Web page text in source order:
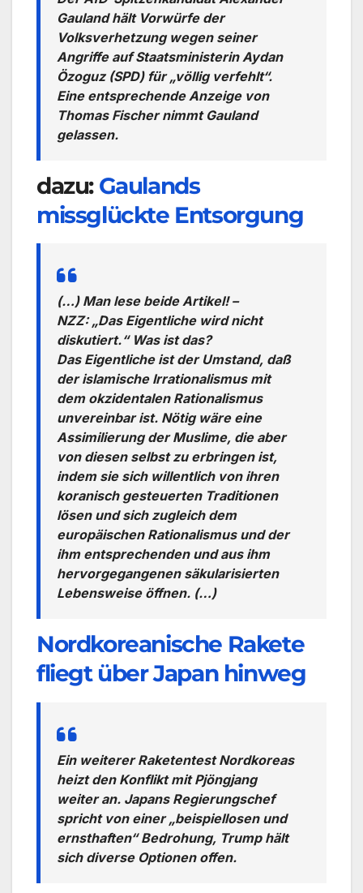
Gauland hält Vorwürfe der
Volksverhetzung wegen seiner
Angriffe auf Staatsministerin Aydan
Özoguz (SPD) für „völlig verfehlt“.
Eine entsprechende Anzeige von
Thomas Fischer nimmt Gauland
gelassen.
dazu: Gaulands
missglückte Entsorgung
(…) Man lese beide Artikel! –
NZZ: „Das Eigentliche wird nicht
diskutiert.“ Was ist das?
Das Eigentliche ist der Umstand, daß
der islamische Irrationalismus mit
dem okzidentalen Rationalismus
unvereinbar ist. Nötig wäre eine
Assimilierung der Muslime, die aber
von diesen selbst zu erbringen ist,
indem sie sich willentlich von ihren
koranisch gesteuerten Traditionen
lösen und sich zugleich dem
europäischen Rationalismus und der
ihm entsprechenden und aus ihm
hervorgegangenen säkularisierten
Lebensweise öffnen. (…)
Nordkoreanische Rakete
fliegt über Japan hinweg
Ein weiterer Raketentest Nordkoreas
heizt den Konflikt mit Pjöngjang
weiter an. Japans Regierungschef
spricht von einer „beispiellosen und
ernsthaften“ Bedrohung, Trump hält
sich diverse Optionen offen.